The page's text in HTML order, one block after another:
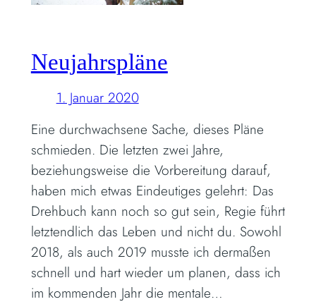
Neujahrspläne
1. Januar 2020
Eine durchwachsene Sache, dieses Pläne
schmieden. Die letzten zwei Jahre,
beziehungsweise die Vorbereitung darauf,
haben mich etwas Eindeutiges gelehrt: Das
Drehbuch kann noch so gut sein, Regie führt
letztendlich das Leben und nicht du. Sowohl
2018, als auch 2019 musste ich dermaßen
schnell und hart wieder um planen, dass ich
im kommenden Jahr die mentale…